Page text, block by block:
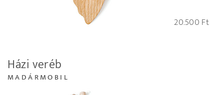
20.500 Ft
Házi veréb
MADÁRMOBIL